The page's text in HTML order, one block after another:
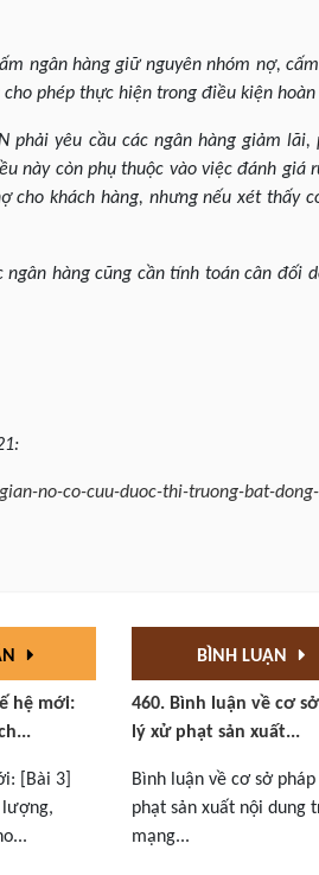
ngân hàng giữ nguyên nhóm nợ,
phép thực hiện trong điều kiện
phải yêu cầu các ngân hàng giảm
này còn phụ thuộc vào việc đánh
cho khách hàng, nhưng nếu xét thấy
ngân hàng cũng cần tính toán cân
no-co-cuu-duoc-thi-truong-bat-
hệ mới:
[Bài 3]
lượng,
BÌNH LUẬN
460. Bình luận về cơ
lý xử phạt sản xuất...
Bình luận về cơ sở
phạt sản xuất nội dung
mạng...